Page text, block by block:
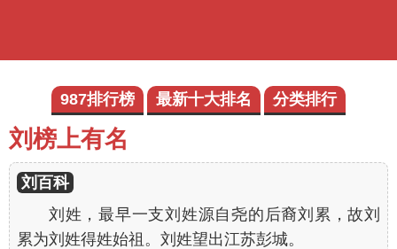
987排行榜 最新十大排名 分类排行
刘榜上有名
刘百科
刘姓，最早一支刘姓源自尧的后裔刘累，故刘
累为刘姓得姓始祖。刘姓望出江苏彭城。